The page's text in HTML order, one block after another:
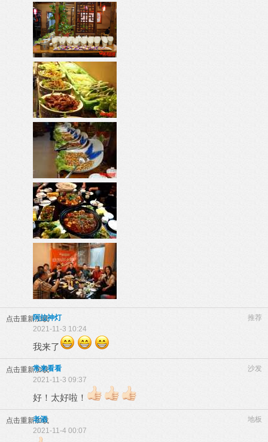
点击重新加载 推荐
阿拉神灯
2021-11-3 10:24
我来了
点击重新加载 沙发
常来看看
2021-11-3 09:37
好！太好啦！
点击重新加载 地板
老酒
2021-11-4 00:07